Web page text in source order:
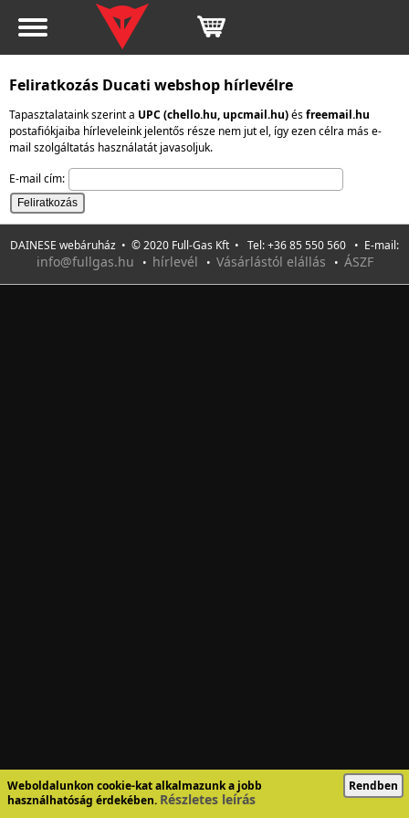
Weboldalunkon cookie-kat alkalmazunk a jobb
használhatóság érdekében. Részletes leírás
Rendben
Feliratkozás Ducati webshop hírlevélre
Tapasztalataink szerint a UPC (chello.hu, upcmail.hu)ésfreemail.hu
postafiókjaiba hírleveleink jelentős része nem jut el, így ezen célra más e-
mail szolgáltatás használatát javasoljuk.
E-mail cím:
DAINESE webáruház • © 2020 Full-Gas Kft • Tel: +36 85 550 560 • E-mail:
info@fullgas.hu • hírlevél • Vásárlástól elállás • ÁSZF